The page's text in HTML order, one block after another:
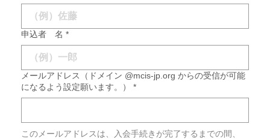
申込者 名 *
メールアドレス（ドメイン @mcis-jp.org からの受信が可能
になるよう設定願います。）
*
このメールアドレスは、入会手続きが完了するまでの間、